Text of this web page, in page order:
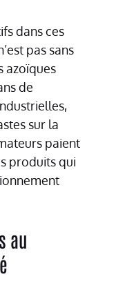
dans ces
pas sans
azoïques
de
sur la
paient
produits qui
au